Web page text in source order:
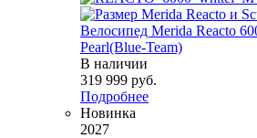
Велосипед Merida Reacto
Pearl(Blue-Team)
В наличии
319 999 руб.
Подробнее
Новинка
2027